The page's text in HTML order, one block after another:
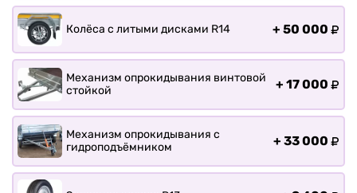
Колёса с литыми дисками R14 + 50 000
Механизм опрокидывания винтовой
стойкой
+ 17 000
Механизм опрокидывания с
гидроподъёмником
+ 33 000